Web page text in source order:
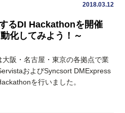
2018.03.12
るDI Hackathonを開催
化してみよう！～
阪・名古屋・東京の各拠点で業
およびSyncsort DMExpress
を行いました。